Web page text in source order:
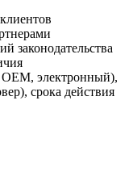
законодательства
электронный),
срока действия